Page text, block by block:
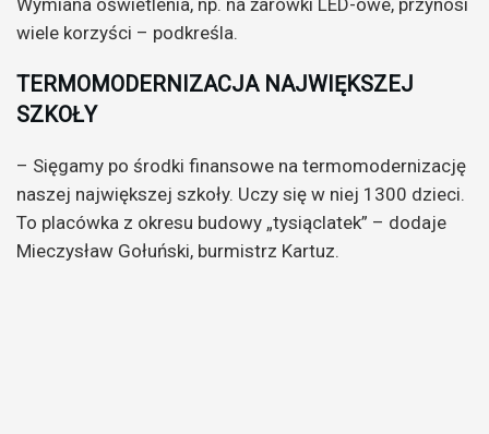
wiele korzyści – podkreśla.
TERMOMODERNIZACJA NAJWIĘKSZEJ
SZKOŁY
– Sięgamy po środki finansowe na termomodernizację
naszej największej szkoły. Uczy się w niej 1300 dzieci.
To placówka z okresu budowy „tysiąclatek” – dodaje
Mieczysław Gołuński, burmistrz Kartuz.